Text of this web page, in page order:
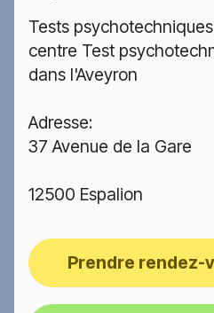
Tests
centre Test
dans l'Aveyron
Adresse:
37 Avenue de la Gare
12500 Espalion
Prendre rendez-